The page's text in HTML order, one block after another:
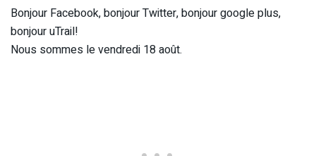
Bonjour Facebook, bonjour Twitter, bonjour google plus,
bonjour uTrail!
Nous sommes le vendredi 18 août.